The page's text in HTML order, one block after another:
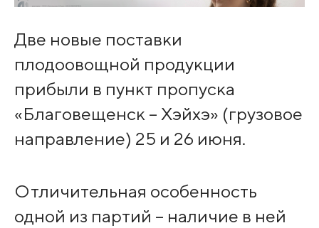
Две новые поставки
плодоовощной продукции
прибыли в пункт пропуска
«Благовещенск – Хэйхэ» (грузовое
направление) 25 и 26 июня.
Отличительная особенность
одной из партий – наличие в ней